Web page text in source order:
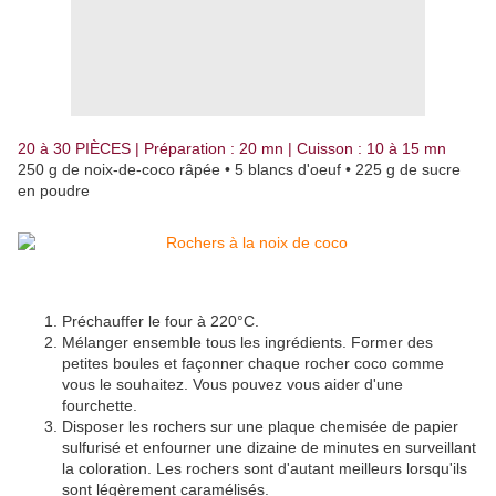
20 à 30 PIÈCES | Préparation : 20 mn | Cuisson : 10 à 15 mn
250 g de noix-de-coco râpée • 5 blancs d'oeuf • 225 g de sucre
en poudre
Préchauffer le four à 220°C.
Mélanger ensemble tous les ingrédients. Former des
petites boules et façonner chaque rocher coco comme
vous le souhaitez. Vous pouvez vous aider d'une
fourchette.
Disposer les rochers sur une plaque chemisée de papier
sulfurisé et enfourner une dizaine de minutes en surveillant
la coloration. Les rochers sont d'autant meilleurs lorsqu'ils
sont légèrement caramélisés.